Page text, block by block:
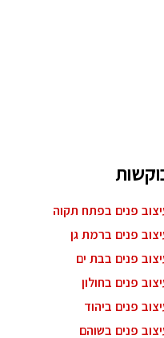
פנים בפתח תקוה
פנים ברמת גן
פנים בבת ים
פנים בחולון
פנים ביהוד
פנים בשוהם